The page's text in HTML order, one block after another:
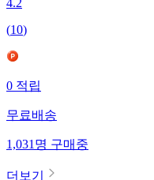
4.2
(10)
0적립
무료배송
1,031명구매중